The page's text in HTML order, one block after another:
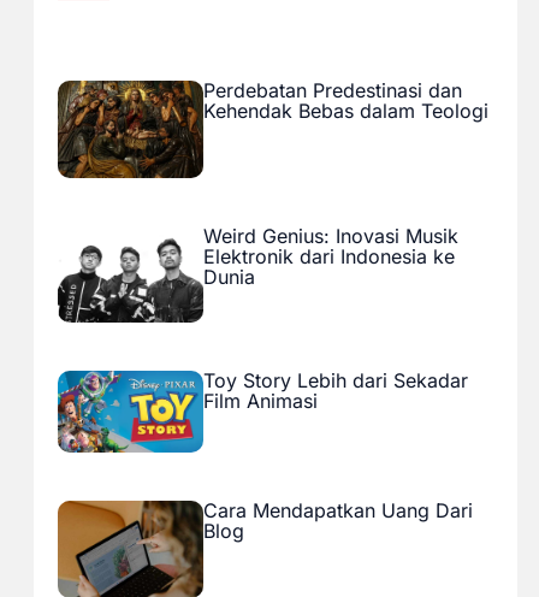
Perdebatan Predestinasi dan
Kehendak Bebas dalam Teologi
Weird Genius: Inovasi Musik
Elektronik dari Indonesia ke
Dunia
Toy Story Lebih dari Sekadar
Film Animasi
Cara Mendapatkan Uang Dari
Blog